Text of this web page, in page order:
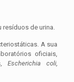
resíduos de urina.
A sua
oficiais,
Escherichia coli,